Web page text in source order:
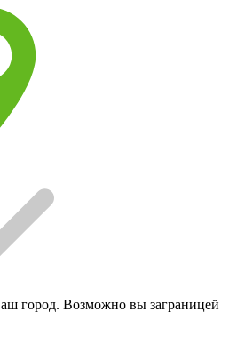
город. Возможно вы заграницей